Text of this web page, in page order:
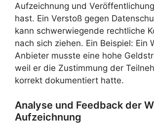
Aufzeichnung und
hast. Ein Verstoß gegen
kann schwerwiegende rechtliche
nach sich ziehen. Ein Beispiel: Ein
Anbieter musste eine hohe
weil er die Zustimmung der
korrekt dokumentiert hatte.
Analyse und Feedback der
Aufzeichnung